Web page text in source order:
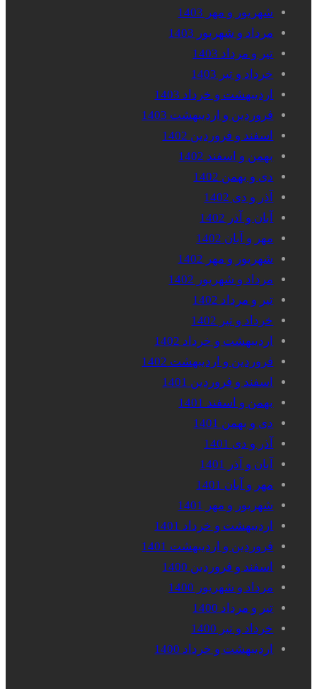
شهریور و مهر 1403
مرداد و شهریور 1403
تیر و مرداد 1403
خرداد و تیر 1403
اردیبهشت و خرداد 1403
فروردین و اردیبهشت 1403
اسفند و فروردین 1402
بهمن و اسفند 1402
دی و بهمن 1402
آذر و دی 1402
آبان و آذر 1402
مهر و آبان 1402
شهریور و مهر 1402
مرداد و شهریور 1402
تیر و مرداد 1402
خرداد و تیر 1402
اردیبهشت و خرداد 1402
فروردین و اردیبهشت 1402
اسفند و فروردین 1401
بهمن و اسفند 1401
دی و بهمن 1401
آذر و دی 1401
آبان و آذر 1401
مهر و آبان 1401
شهریور و مهر 1401
اردیبهشت و خرداد 1401
فروردین و اردیبهشت 1401
اسفند و فروردین 1400
مرداد و شهریور 1400
تیر و مرداد 1400
خرداد و تیر 1400
اردیبهشت و خرداد 1400